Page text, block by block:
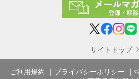
サイトトップ
ご利用規約 プライバシーポリシー